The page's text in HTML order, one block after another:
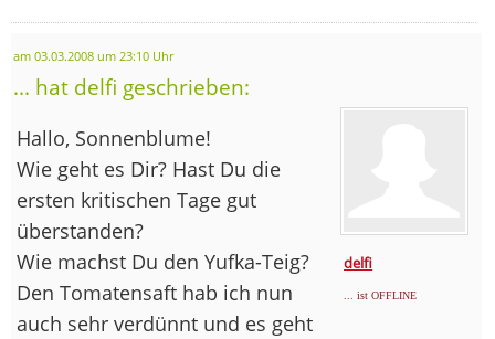
am 03.03.2008 um 23:10 Uhr
... hat delfi geschrieben:
delfi
... ist OFFLINE
Hallo, Sonnenblume!
Wie geht es Dir? Hast Du die
ersten kritischen Tage gut
überstanden?
Wie machst Du den Yufka-Teig?
Den Tomatensaft hab ich nun
auch sehr verdünnt und es geht